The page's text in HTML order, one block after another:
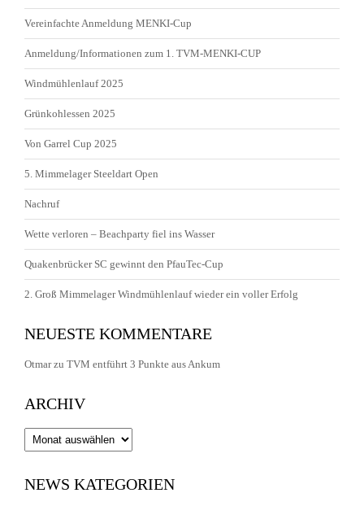
Vereinfachte Anmeldung MENKI-Cup
Anmeldung/Informationen zum 1. TVM-MENKI-CUP
Windmühlenlauf 2025
Grünkohlessen 2025
Von Garrel Cup 2025
5. Mimmelager Steeldart Open
Nachruf
Wette verloren – Beachparty fiel ins Wasser
Quakenbrücker SC gewinnt den PfauTec-Cup
2. Groß Mimmelager Windmühlenlauf wieder ein voller Erfolg
NEUESTE KOMMENTARE
Otmarzu TVM entführt 3 Punkte aus Ankum
ARCHIV
Archiv
NEWS KATEGORIEN